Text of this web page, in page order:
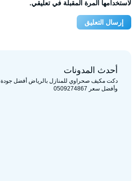
لاستخدامها المرة المقبلة في تعليقي.
أحدث المدونات
دكت مكيف صحراوي للمنازل بالرياض أفضل جودة
وأفضل سعر 0509274867